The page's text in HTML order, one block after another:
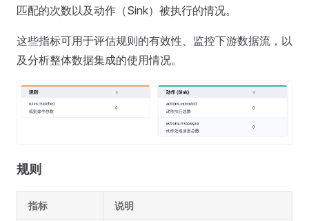
匹配的次数以及动作（Sink）被执行的情况。
这些指标可用于评估规则的有效性、监控下游数据流，以
及分析整体数据集成的使用情况。
规则
指标 说明